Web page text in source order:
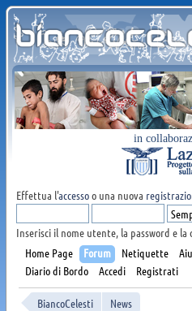
in
Effettua l'accessoo una nuova
Inserisci il nome utente, la password e la
Home Page
Forum Netiquette
Diario di Bordo
Accedi Registrati
BiancoCelesti
News